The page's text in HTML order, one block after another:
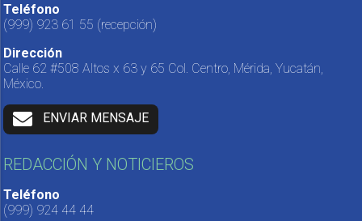
Teléfono
(999) 923 61 55 (recepción)
Dirección
Calle 62 #508 Altos x 63 y 65 Col. Centro, Mérida, Yucatán,
México.
ENVIAR MENSAJE
REDACCIÓN Y NOTICIEROS
Teléfono
(999) 924 44 44